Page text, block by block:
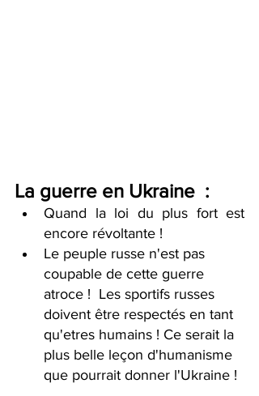
La guerre en Ukraine  :
Quand la loi du plus fort est
encore révoltante !
Le peuple russe n'est pas
coupable de cette guerre
atroce !  Les sportifs russes
doivent être respectés en tant
qu'etres humains ! Ce serait la
plus belle leçon d'humanisme
que pourrait donner l'Ukraine !